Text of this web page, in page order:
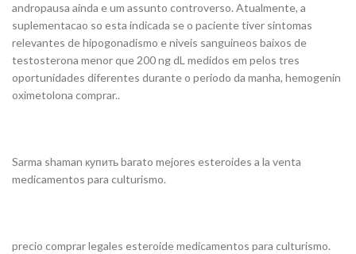
andropausa ainda e um assunto controverso. Atualmente, a
suplementacao so esta indicada se o paciente tiver sintomas
relevantes de hipogonadismo e niveis sanguineos baixos de
testosterona menor que 200 ng dL medidos em pelos tres
oportunidades diferentes durante o periodo da manha, hemogenin
oximetolona comprar..
Sarma shaman купить barato mejores esteroides a la venta
medicamentos para culturismo.
precio comprar legales esteroide medicamentos para culturismo.